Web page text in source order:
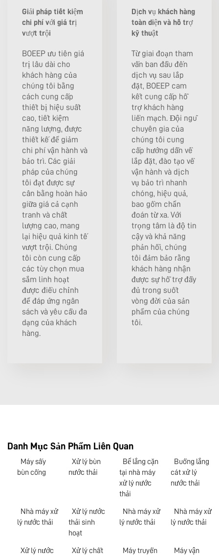
Giải pháp tiết kiệm
chi phí với giá trị
vượt trội
BOEEP ưu tiên giá
trị lâu dài cho
khách hàng của
chúng tôi bằng
cách cung cấp
thiết bị hiệu suất
cao, tiết kiệm
năng lượng, được
thiết kế để giảm
chi phí vận hành và
bảo trì. Các giải
pháp của chúng
tôi đạt được sự
cân bằng hoàn hảo
giữa giá cả cạnh
tranh và chất
lượng cao, mang
lại hiệu quả kinh tế
vượt trội. Chúng
tôi còn cung cấp
các tùy chọn mua
sắm linh hoạt
được điều chỉnh
để đáp ứng ngân
sách và yêu cầu đa
dạng của khách
hàng.
Dịch vụ khách hàng
toàn diện và hỗ trợ
kỹ thuật
Từ giai đoạn tham
vấn ban đầu đến
dịch vụ sau lắp
đặt, BOEEP cam
kết cung cấp hỗ
trợ khách hàng
liền mạch. Đội ngũ
chuyên gia của
chúng tôi cung
cấp hướng dẫn về
lắp đặt, đào tạo về
vận hành và dịch
vụ bảo trì nhanh
chóng, hiệu quả,
bao gồm chẩn
đoán từ xa. Với
trọng tâm là độ tin
cậy và khả năng
phản hồi, chúng
tôi đảm bảo rằng
khách hàng nhận
được sự hỗ trợ đầy
đủ trong suốt
vòng đời của sản
phẩm của chúng
tôi.
Danh Mục Sản Phẩm Liên Quan
Máy sấy
bùn cống
Xử lý bùn
nước thải
Bể lắng cặn
tại nhà máy
xử lý nước
thải
Buồng lắng
cát xử lý
nước thải
Nhà máy xử
lý nước thải
Xử lý nước
thải sinh
hoạt
Nhà máy xử
lý nước thải
Nhà máy xử
lý nước thải
Xử lý nước
Xử lý chất
Máy truyền
Máy vận